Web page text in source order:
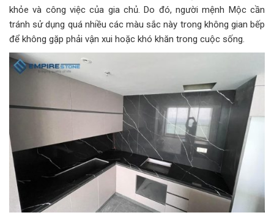
khỏe và công việc của gia chủ. Do đó, người mệnh Mộc cần
tránh sử dụng quá nhiều các màu sắc này trong không gian bếp
để không gặp phải vận xui hoặc khó khăn trong cuộc sống.